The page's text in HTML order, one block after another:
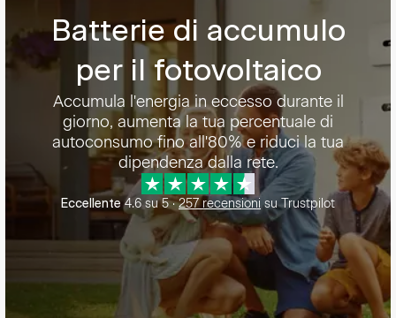
Batterie di accumulo
per il fotovoltaico
Accumula l'energia in eccesso durante il
giorno, aumenta la tua percentuale di
autoconsumo fino all'80% e riduci la tua
dipendenza dalla rete.
Eccellente 4.6 su 5 · 257 recensioni su Trustpilot